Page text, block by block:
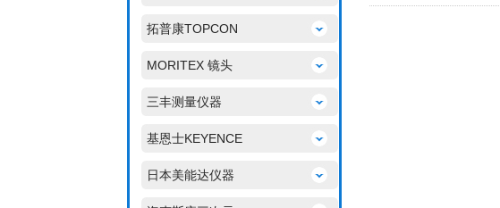
拓普康TOPCON
MORITEX 镜头
三丰测量仪器
基恩士KEYENCE
日本美能达仪器